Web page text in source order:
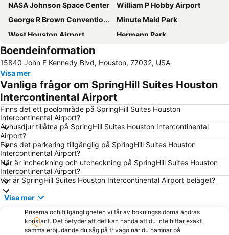
NASA Johnson Space Center
William P Hobby Airport
George R Brown Convention Center
Minute Maid Park
West Houston Airport
Hermann Park
The Galleria Shopping Center
Theater District
Houston Zoo
Boendeinformation
15840 John F Kennedy Blvd, Houston, 77032, USA
Visa mer
Vanliga frågor om SpringHill Suites Houston
Intercontinental Airport
Finns det ett poolområde på SpringHill Suites Houston
Intercontinental Airport?
Är husdjur tillåtna på SpringHill Suites Houston Intercontinental
Airport?
Finns det parkering tillgänglig på SpringHill Suites Houston
Intercontinental Airport?
När är incheckning och utcheckning på SpringHill Suites Houston
Intercontinental Airport?
Var är SpringHill Suites Houston Intercontinental Airport beläget?
Visa mer
Priserna och tillgängligheten vi får av bokningssidorna ändras
konstant. Det betyder att det kan hända att du inte hittar exakt
samma erbjudande du såg på trivago när du hamnar på